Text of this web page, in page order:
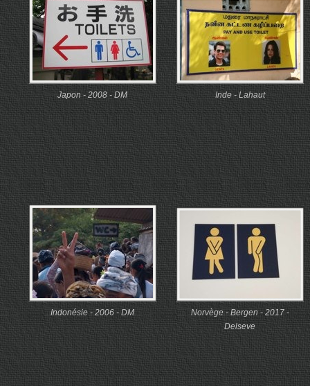
Japon - 2008 - DM Inde - Lahaut
Indonésie - 2006 - DM
Norvège - Bergen - 2017 -
Delseve